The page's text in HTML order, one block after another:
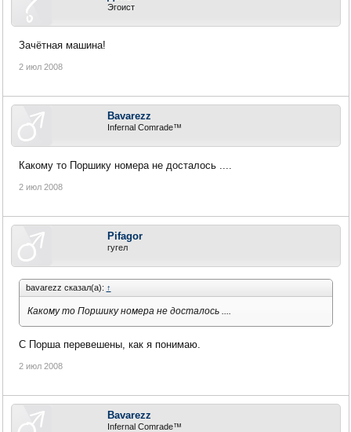
Эгоист
Зачётная машина!
2 июл 2008
Bavarezz
Infernal Comrade™
Какому то Поршику номера не досталось ....
2 июл 2008
Pifagor
гугел
bavarezz сказал(а): ↑
Какому то Поршику номера не досталось ....
С Порша перевешены, как я понимаю.
2 июл 2008
Bavarezz
Infernal Comrade™